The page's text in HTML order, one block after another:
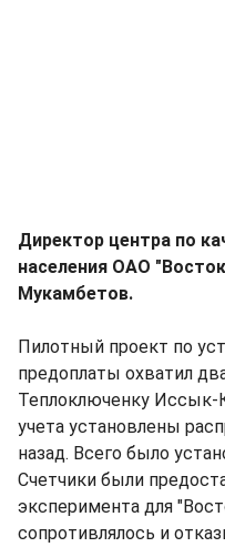
Директор центра по
населения ОАО
Мукамбетов.
Пилотный проект по
предоплаты охватил
Теплоключенку Иссык-
учета установлены
назад. Всего было
Счетчики были
эксперимента для
сопротивлялось и